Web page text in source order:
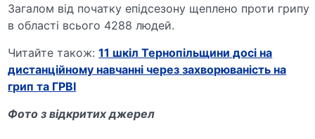
Загалом від початку епідсезону щеплено проти грипу
в області всього 4288 людей.
Читайте також:11 шкіл Тернопільщини досі на
дистанційному навчанні через захворюваність на
грип та ГРВІ
Фото з відкритих джерел